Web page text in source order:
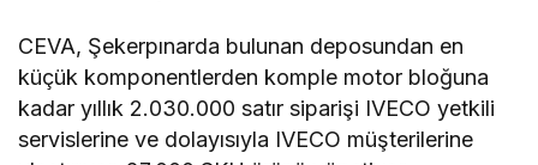
CEVA, Şekerpınarda bulunan deposundan en
küçük komponentlerden komple motor bloğuna
kadar yıllık 2.030.000 satır siparişi IVECO yetkili
servislerine ve dolayısıyla IVECO müşterilerine